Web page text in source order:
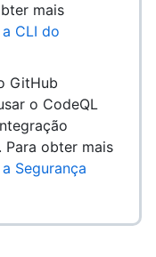
mais
CLI do
GitHub
o CodeQL
Para obter mais
Segurança